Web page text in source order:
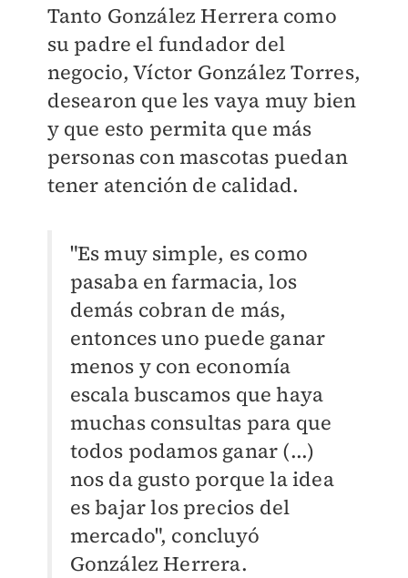
Tanto González Herrera como
su padre el fundador del
negocio, Víctor González Torres,
desearon que les vaya muy bien
y que esto permita que más
personas con mascotas puedan
tener atención de calidad.
"Es muy simple, es como
pasaba en farmacia, los
demás cobran de más,
entonces uno puede ganar
menos y con economía
escala buscamos que haya
muchas consultas para que
todos podamos ganar (...)
nos da gusto porque la idea
es bajar los precios del
mercado", concluyó
González Herrera.